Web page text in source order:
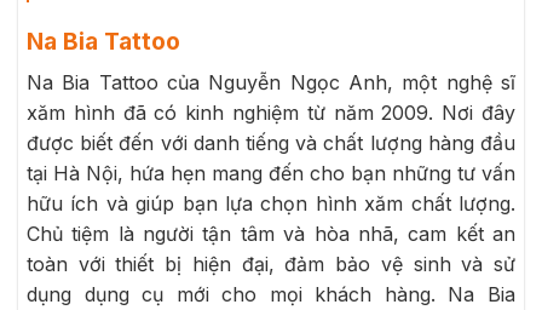
Na Bia Tattoo
Na Bia Tattoo của Nguyễn Ngọc Anh, một nghệ sĩ
xăm hình đã có kinh nghiệm từ năm 2009. Nơi đây
được biết đến với danh tiếng và chất lượng hàng đầu
tại Hà Nội, hứa hẹn mang đến cho bạn những tư vấn
hữu ích và giúp bạn lựa chọn hình xăm chất lượng.
Chủ tiệm là người tận tâm và hòa nhã, cam kết an
toàn với thiết bị hiện đại, đảm bảo vệ sinh và sử
dụng dụng cụ mới cho mọi khách hàng. Na Bia